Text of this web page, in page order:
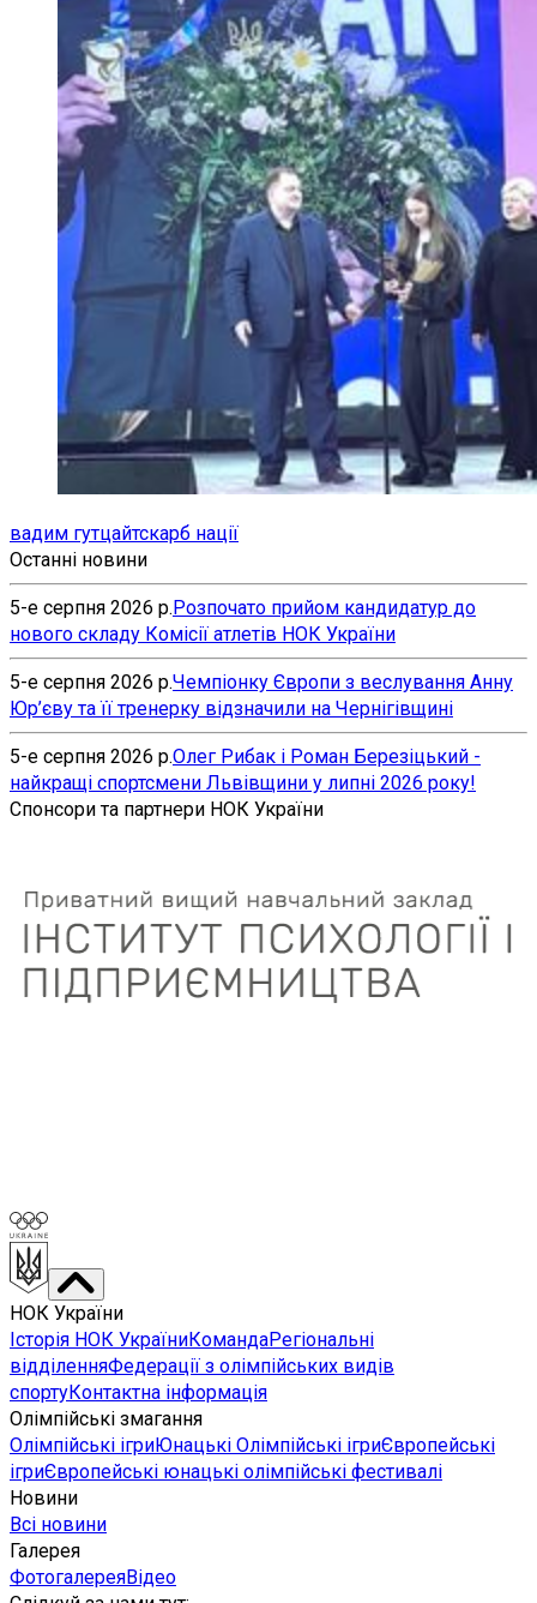
вадим гутцайтскарб нації
Останні новини
5-е серпня 2026 р.Розпочато прийом кандидатур до
нового складу Комісії атлетів НОК України
5-е серпня 2026 р.Чемпіонку Європи з веслування Анну
Юр’єву та її тренерку відзначили на Чернігівщині
5-е серпня 2026 р.Олег Рибак і Роман Березіцький -
найкращі спортсмени Львівщини у липні 2026 року!
Спонсори та партнери НОК України
НОК України
Історія НОК УкраїниКомандаРегіональні
відділенняФедерації з олімпійських видів
спортуКонтактна інформація
Олімпійські змагання
Олімпійські ігриЮнацькі Олімпійські ігриЄвропейські
ігриЄвропейські юнацькі олімпійські фестивалі
Новини
Всі новини
Галерея
ФотогалереяВідео